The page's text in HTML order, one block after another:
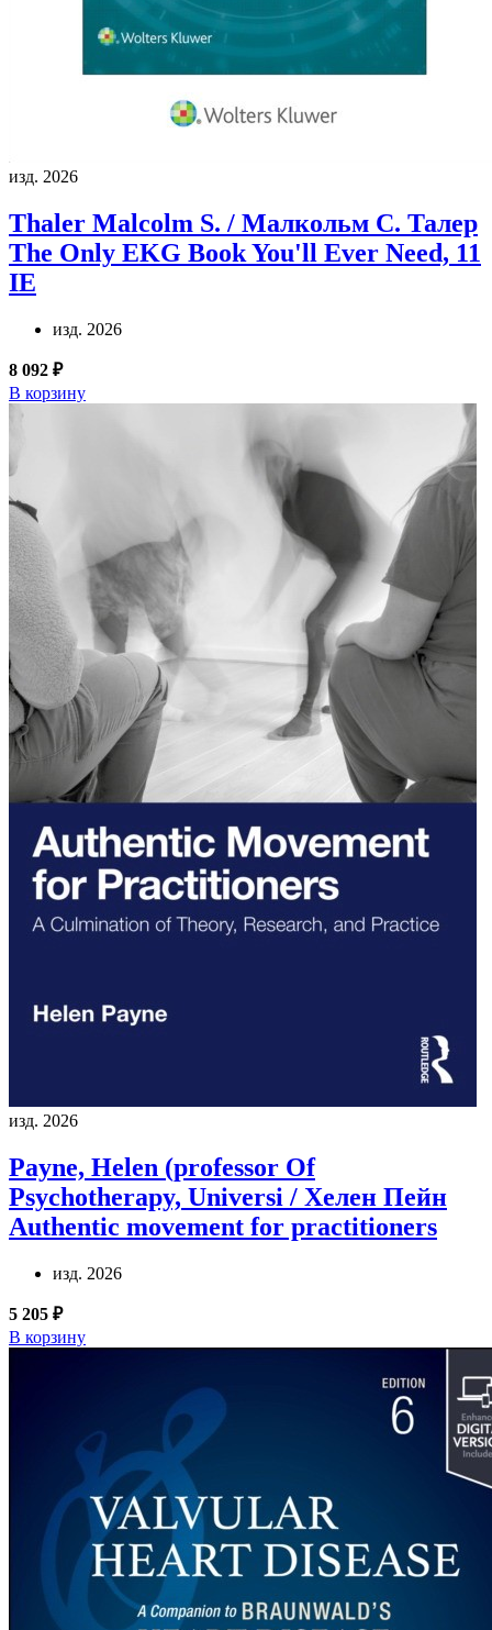
изд. 2026
Thaler Malcolm S. / Малкольм С. Талер
The Only EKG Book You'll Ever Need, 11
IE
изд. 2026
8 092 ₽
В корзину
изд. 2026
Payne, Helen (professor Of
Psychotherapy, Universi / Хелен Пейн
Authentic movement for practitioners
изд. 2026
5 205 ₽
В корзину